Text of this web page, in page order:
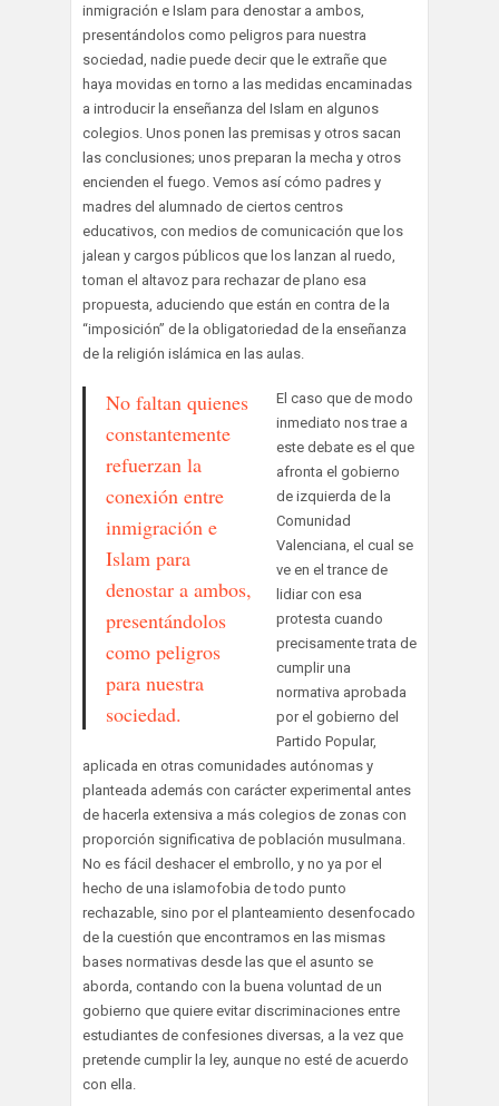
inmigración e Islam para denostar a ambos,
presentándolos como peligros para nuestra
sociedad, nadie puede decir que le extrañe que
haya movidas en torno a las medidas encaminadas
a introducir la enseñanza del Islam en algunos
colegios. Unos ponen las premisas y otros sacan
las conclusiones; unos preparan la mecha y otros
encienden el fuego. Vemos así cómo padres y
madres del alumnado de ciertos centros
educativos, con medios de comunicación que los
jalean y cargos públicos que los lanzan al ruedo,
toman el altavoz para rechazar de plano esa
propuesta, aduciendo que están en contra de la
“imposición” de la obligatoriedad de la enseñanza
de la religión islámica en las aulas.
No faltan quienes
constantemente
refuerzan la
conexión entre
inmigración e
Islam para
denostar a ambos,
presentándolos
como peligros
para nuestra
sociedad.
El caso que de modo
inmediato nos trae a
este debate es el que
afronta el gobierno
de izquierda de la
Comunidad
Valenciana, el cual se
ve en el trance de
lidiar con esa
protesta cuando
precisamente trata de
cumplir una
normativa aprobada
por el gobierno del
Partido Popular,
aplicada en otras comunidades autónomas y
planteada además con carácter experimental antes
de hacerla extensiva a más colegios de zonas con
proporción significativa de población musulmana.
No es fácil deshacer el embrollo, y no ya por el
hecho de una islamofobia de todo punto
rechazable, sino por el planteamiento desenfocado
de la cuestión que encontramos en las mismas
bases normativas desde las que el asunto se
aborda, contando con la buena voluntad de un
gobierno que quiere evitar discriminaciones entre
estudiantes de confesiones diversas, a la vez que
pretende cumplir la ley, aunque no esté de acuerdo
con ella.